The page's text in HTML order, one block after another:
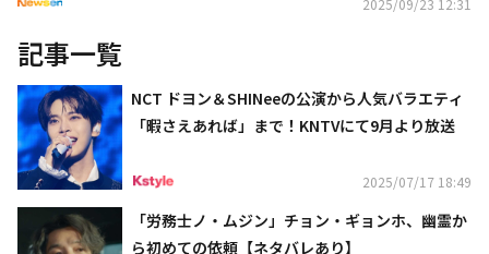
記事一覧
NCT ドヨン＆SHINeeの公演から人気バラエティ
「暇さえあれば」まで！KNTVにて9月より放送
2025/07/17 18:49
「労務士ノ・ムジン」チョン・ギョンホ、幽霊か
ら初めての依頼【ネタバレあり】